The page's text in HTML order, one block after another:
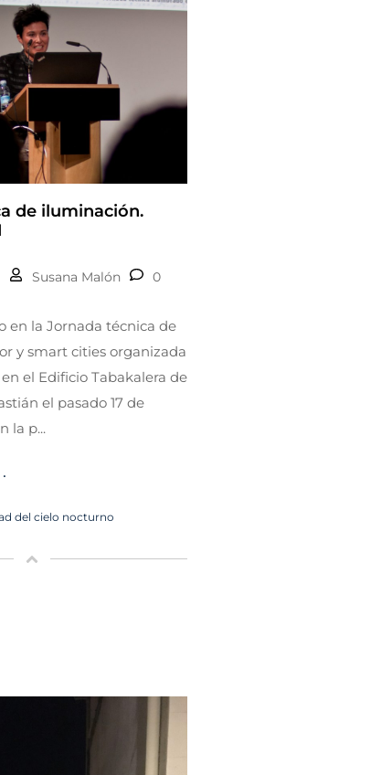
de iluminación.
Susana Malón 0
en la Jornada técnica de
y smart cities organizada
el Edificio Tabakalera de
el pasado 17 de
la p...
del cielo nocturno